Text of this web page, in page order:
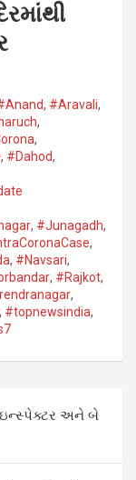
, #Aravali,
,
,
, #Dahod​,
, #Junagadh​,
,
, #Navsari​,
, #Rajkot​,
,
, #topnewsindia,
ઇન્સ્પેક્ટર અને બે